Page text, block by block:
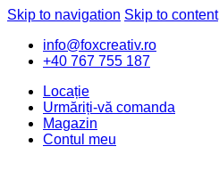
Skip to navigation Skip to content
info@foxcreativ.ro
+40 767 755 187
Locație
Urmăriți-vă comanda
Magazin
Contul meu